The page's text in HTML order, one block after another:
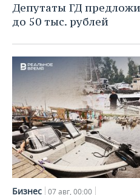
Депутаты ГД
до 50 тыс. рублей
Бизнес 07 авг, 00:00